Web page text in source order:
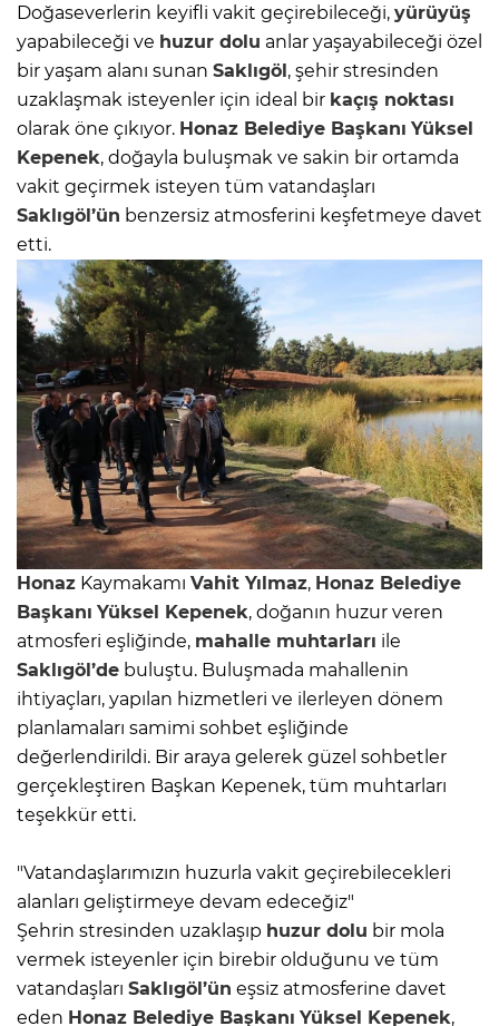
Doğaseverlerin keyifli vakit geçirebileceği, yürüyüş
yapabileceği ve huzur dolu anlar yaşayabileceği özel
bir yaşam alanı sunan Saklıgöl, şehir stresinden
uzaklaşmak isteyenler için ideal bir kaçış noktası
olarak öne çıkıyor. Honaz Belediye Başkanı Yüksel
Kepenek, doğayla buluşmak ve sakin bir ortamda
vakit geçirmek isteyen tüm vatandaşları
Saklıgöl’ün benzersiz atmosferini keşfetmeye davet
etti.
Honaz Kaymakamı Vahit Yılmaz, Honaz Belediye
Başkanı Yüksel Kepenek, doğanın huzur veren
atmosferi eşliğinde, mahalle muhtarları ile
Saklıgöl’de buluştu. Buluşmada mahallenin
ihtiyaçları, yapılan hizmetleri ve ilerleyen dönem
planlamaları samimi sohbet eşliğinde
değerlendirildi. Bir araya gelerek güzel sohbetler
gerçekleştiren Başkan Kepenek, tüm muhtarları
teşekkür etti.
"Vatandaşlarımızın huzurla vakit geçirebilecekleri
alanları geliştirmeye devam edeceğiz"
Şehrin stresinden uzaklaşıp huzur dolu bir mola
vermek isteyenler için birebir olduğunu ve tüm
vatandaşları Saklıgöl’ün eşsiz atmosferine davet
eden Honaz Belediye Başkanı Yüksel Kepenek,